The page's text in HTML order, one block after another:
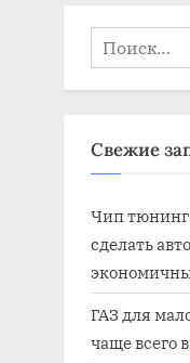
Найти:
Свежие
Чип тюнинг
сделать
ГАЗ для
чаще всего